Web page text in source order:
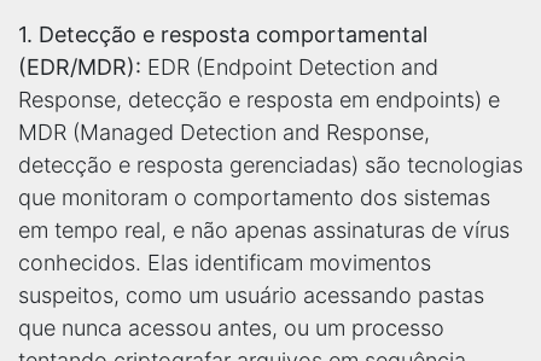
1. Detecção e resposta comportamental
(EDR/MDR): EDR (Endpoint Detection and
Response, detecção e resposta em endpoints) e
MDR (Managed Detection and Response,
detecção e resposta gerenciadas) são tecnologias
que monitoram o comportamento dos sistemas
em tempo real, e não apenas assinaturas de vírus
conhecidos. Elas identificam movimentos
suspeitos, como um usuário acessando pastas
que nunca acessou antes, ou um processo